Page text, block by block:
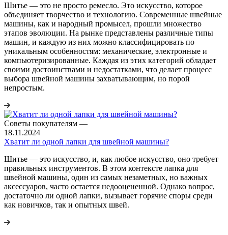
Шитье — это не просто ремесло. Это искусство, которое
объединяет творчество и технологию. Современные швейные
машины, как и народный промысел, прошли множество
этапов эволюции. На рынке представлены различные типы
машин, и каждую из них можно классифицировать по
уникальным особенностям: механические, электронные и
компьютеризированные. Каждая из этих категорий обладает
своими достоинствами и недостатками, что делает процесс
выбора швейной машины захватывающим, но порой
непростым.
Советы покупателям —
18.11.2024
Хватит ли одной лапки для швейной машины?
Шитье — это искусство, и, как любое искусство, оно требует
правильных инструментов. В этом контексте лапка для
швейной машины, один из самых незаметных, но важных
аксессуаров, часто остается недооцененной. Однако вопрос,
достаточно ли одной лапки, вызывает горячие споры среди
как новичков, так и опытных швей.